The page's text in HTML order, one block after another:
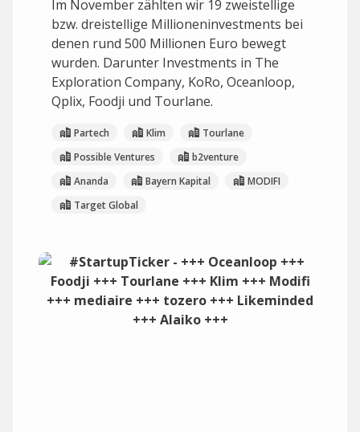
Im November zählten wir 19 zweistellige
bzw. dreistellige Millioneninvestments bei
denen rund 500 Millionen Euro bewegt
wurden. Darunter Investments in The
Exploration Company, KoRo, Oceanloop,
Qplix, Foodji und Tourlane.
Partech Klim
Tourlane
Possible Ventures
b2venture
Ananda
Bayern Kapital
MODIFI
Target Global